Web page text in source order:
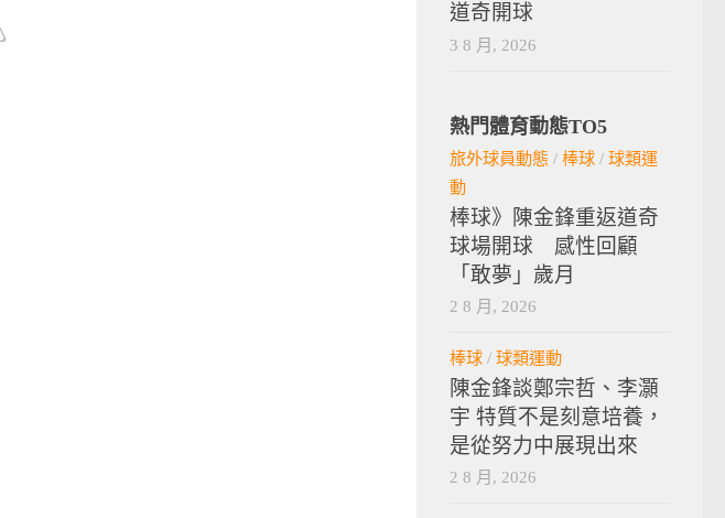
道奇開球
3 8 月, 2026
熱門體育動態TO5
旅外球員動態 / 棒球 / 球類運
動
棒球》陳金鋒重返道奇
球場開球 感性回顧
「敢夢」歲月
2 8 月, 2026
棒球 / 球類運動
陳金鋒談鄭宗哲、李灝
宇 特質不是刻意培養，
是從努力中展現出來
2 8 月, 2026